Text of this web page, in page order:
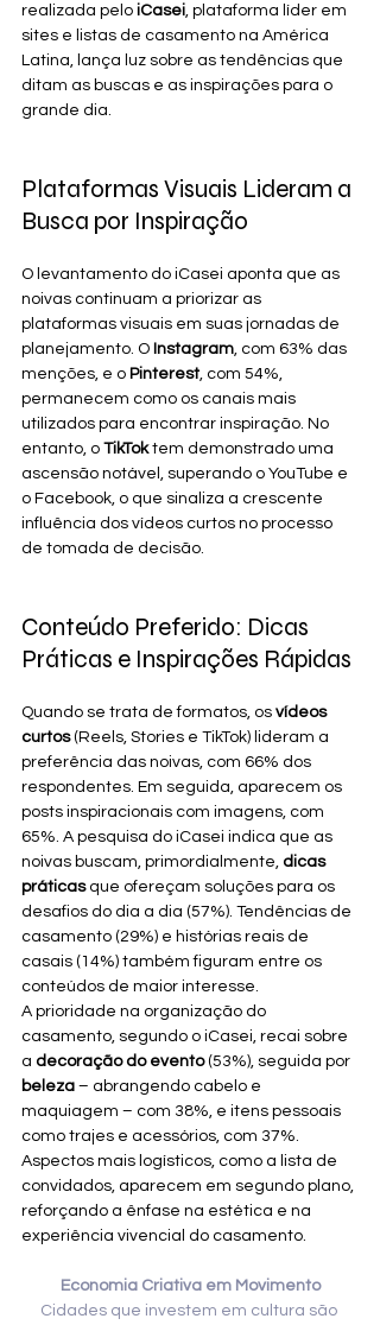
realizada pelo iCasei , plataforma líder em
sites e listas de casamento na América
Latina, lança luz sobre as tendências que
ditam as buscas e as inspirações para o
grande dia.
Plataformas Visuais Lideram a
Busca por Inspiração
O levantamento do iCasei aponta que as
noivas continuam a priorizar as
plataformas visuais em suas jornadas de
planejamento. O Instagram , com 63% das
menções, e o Pinterest, com 54%,
permanecem como os canais mais
utilizados para encontrar inspiração. No
entanto, o TikTok tem demonstrado uma
ascensão notável, superando o YouTube e
o Facebook, o que sinaliza a crescente
influência dos vídeos curtos no processo
de tomada de decisão.
Conteúdo Preferido: Dicas
Práticas e Inspirações Rápidas
Quando se trata de formatos, os vídeos
curtos (Reels, Stories e TikTok) lideram a
preferência das noivas, com 66% dos
respondentes. Em seguida, aparecem os
posts inspiracionais com imagens, com
65%. A pesquisa do iCasei indica que as
noivas buscam, primordialmente, dicas
práticas que ofereçam soluções para os
desafios do dia a dia (57%). Tendências de
casamento (29%) e histórias reais de
casais (14%) também figuram entre os
conteúdos de maior interesse.
A prioridade na organização do
casamento, segundo o iCasei, recai sobre
a decoração do evento (53%), seguida por
beleza – abrangendo cabelo e
maquiagem – com 38%, e itens pessoais
como trajes e acessórios, com 37%.
Aspectos mais logísticos, como a lista de
convidados, aparecem em segundo plano,
reforçando a ênfase na estética e na
experiência vivencial do casamento.
Economia Criativa em Movimento
Cidades que investem em cultura são